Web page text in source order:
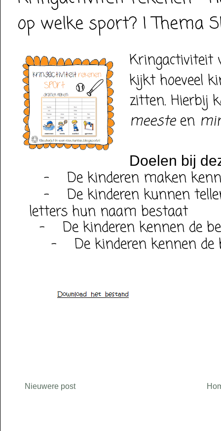
op welke sport? | Thema
Kringactiviteit
kijkt hoeveel
zitten. Hierbij
meeste en
Doelen bij
- De kinderen maken
- De kinderen kunnen
letters hun naam bestaat
- De kinderen kennen de
- De kinderen kennen
Nieuwere post